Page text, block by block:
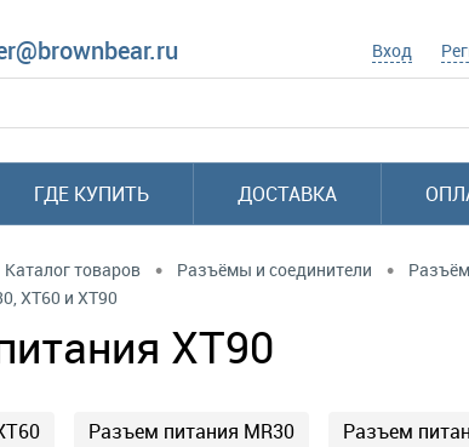
Вход
ГДЕ КУПИТЬ ДОСТАВКА
Каталог товаров • Разъёмы и соединители •
XT60 и XT90
XT90
Разъем питания MR30 Разъем